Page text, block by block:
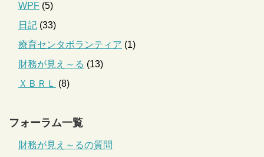
WPF (5)
日記 (33)
療育センタボランティア (1)
財務が見え～る (13)
ＸＢＲＬ (8)
フォーラム一覧
財務が見え～るの質問